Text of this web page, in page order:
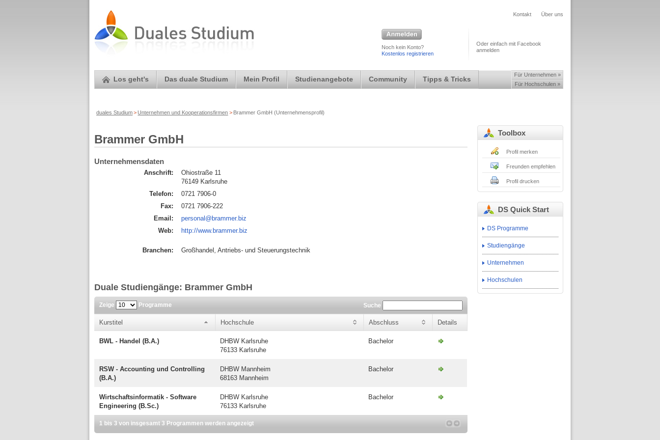
Kontakt Über uns
Noch kein Konto?
Kostenlos registrieren
Oder einfach mit Facebook
anmelden
Los geht's Das duale Studium Mein Profil Studienangebote Community Tipps & Tricks
Für Unternehmen »
Für Hochschulen »
duales Studium> Unternehmen und Kooperationsfirmen > Brammer GmbH (Unternehmensprofil)
Brammer GmbH
Unternehmensdaten
Anschrift:
Ohiostraße 11
76149 Karlsruhe
Telefon:
0721 7906-0
Fax:
0721 7906-222
Email:
personal@brammer.biz
Web:
http://www.brammer.biz
Branchen: Großhandel, Antriebs- und Steuerungstechnik
Duale Studiengänge: Brammer GmbH
Zeige Programme Suche
Kurstitel Hochschule Abschluss Details
BWL - Handel (B.A.)
DHBW Karlsruhe
76133 Karlsruhe
Bachelor
RSW - Accounting und Controlling
(B.A.)
DHBW Mannheim
68163 Mannheim
Bachelor
Wirtschaftsinformatik - Software
Engineering (B.Sc.)
DHBW Karlsruhe
76133 Karlsruhe
Bachelor
1 bis 3 von insgesamt 3 Programmen werden angezeigt
Toolbox
Profil merken
Freunden empfehlen
Profil drucken
DS Quick Start
DS Programme
Studiengänge
Unternehmen
Hochschulen